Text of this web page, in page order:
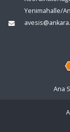
Yenimahalle/
Ana